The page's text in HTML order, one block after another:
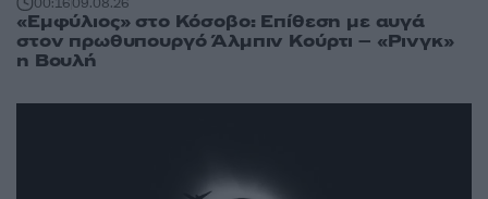
00:1609.08.26
«Εμφύλιος» στο Κόσοβο: Επίθεση με αυγά
στον πρωθυπουργό Άλμπιν Κούρτι – «Ρινγκ»
η Βουλή